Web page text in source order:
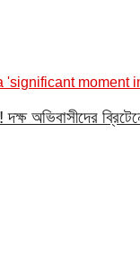
অভিবাসীদের